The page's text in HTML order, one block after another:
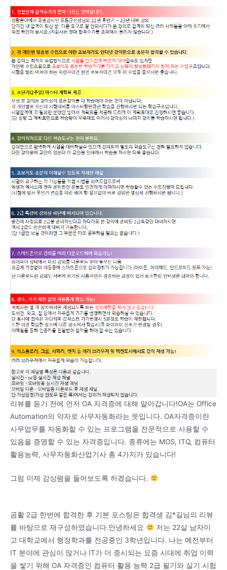
리뷰를 듣기 전에 먼저 OA 자격증에 대해 알아갑니다!OA는 Office
Automation의 약자로 사무자동화라는 뜻입니다. OA자격증이란
사무업무를 자동화할 수 있는 프로그램을 전문적으로 사용할 수
있음을 증명할 수 있는 자격증입니다. 종류에는 MOS, ITQ, 컴퓨터
활용능력, 사무자동화산업기사 총 4가지가 있습니다!
그럼 이제 감상평을 들어보도록 하겠습니다.
곰활 2급 한번에 합격한 후 기본 포스팅은 합격생 김*길님의 리뷰
를 바탕으로 재구성하였습니다.안녕하세요
저는 22살 남자이
고 대학교에서 행정학과를 전공중인 3학년입니다. 나는 예전부터
IT 분야에 관심이 많거나 IT가 더 중시되는 요즘 시대에 취업 이력
을 쌓기 위해 OA 자격증인 컴퓨터 활용 능력 2급 필기와 실기 시험